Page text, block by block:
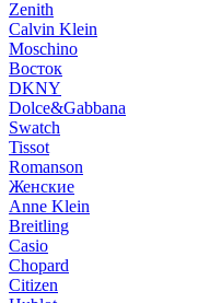
Zenith
Calvin Klein
Moschino
Восток
DKNY
Dolce&Gabbana
Swatch
Tissot
Romanson
Женские
Anne Klein
Breitling
Casio
Chopard
Citizen